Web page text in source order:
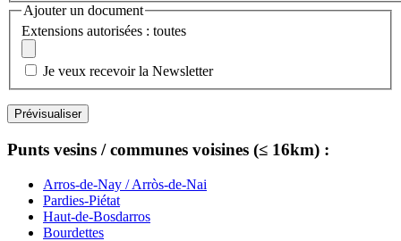
Ajouter un document
Extensions autorisées : toutes
Je veux recevoir la Newsletter
Punts vesins / communes voisines (≤ 16km) :
Arros-de-Nay / Arròs-de-Nai
Pardies-Piétat
Haut-de-Bosdarros
Bourdettes